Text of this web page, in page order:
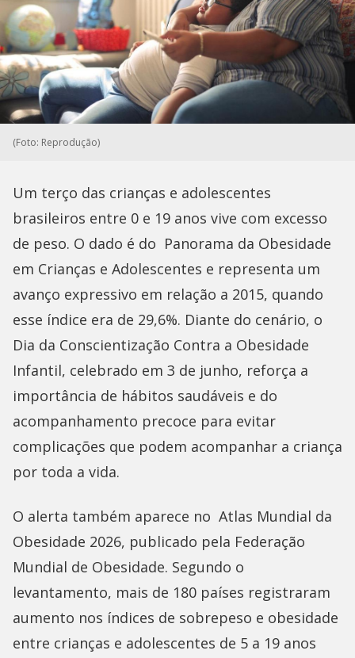
(Foto: Reprodução)
Um terço das crianças e adolescentes
brasileiros entre 0 e 19 anos vive com excesso
de peso. O dado é do Panorama da Obesidade
em Crianças e Adolescentes e representa um
avanço expressivo em relação a 2015, quando
esse índice era de 29,6%. Diante do cenário, o
Dia da Conscientização Contra a Obesidade
Infantil, celebrado em 3 de junho, reforça a
importância de hábitos saudáveis e do
acompanhamento precoce para evitar
complicações que podem acompanhar a criança
por toda a vida.
O alerta também aparece no Atlas Mundial da
Obesidade 2026, publicado pela Federação
Mundial de Obesidade. Segundo o
levantamento, mais de 180 países registraram
aumento nos índices de sobrepeso e obesidade
entre crianças e adolescentes de 5 a 19 anos